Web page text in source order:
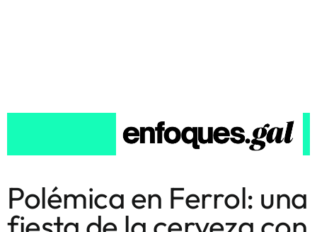
Polémica en Ferrol: una